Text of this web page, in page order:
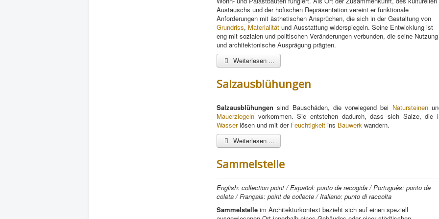
Austauschs und der höfischen Repräsentation vereint er funktionale
Anforderungen mit ästhetischen Ansprüchen, die sich in der Gestaltung von
Grundriss, Materialität und Ausstattung widerspiegeln. Seine Entwicklung ist
eng mit sozialen und politischen Veränderungen verbunden, die seine Nutzung
und architektonische Ausprägung prägten.
Weiterlesen ...
Salzausblühungen
Salzausblühungen sind Bauschäden, die vorwiegend bei Natursteinen
Mauerziegeln vorkommen. Sie entstehen dadurch, dass sich Salze, die
Wasserlösen und mit der Feuchtigkeit ins Bauwerk wandern.
Weiterlesen ...
Sammelstelle
English: collection point / Español: punto de recogida / Português: ponto de
coleta / Français: point de collecte / Italiano: punto di raccolta
Sammelstelle im Architekturkontext bezieht sich auf einen speziell